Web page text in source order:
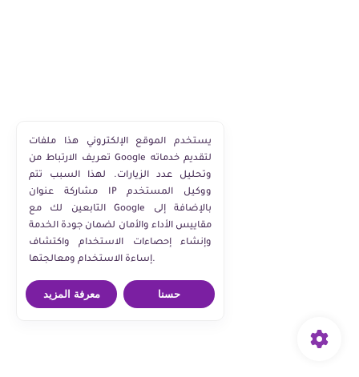
يستخدم الموقع الإلكتروني هذا ملفات
تعريف الارتباط من Google لتقديم خدماته
وتحليل عدد الزيارات. لهذا السبب تتم
مشاركة عنوان IP ووكيل المستخدم
التابعين لك مع Google بالإضافة إلى
مقاييس الأداء والأمان لضمان جودة الخدمة
وإنشاء إحصاءات الاستخدام واكتشاف
إساءة الاستخدام ومعالجتها.
معرفة المزيد حسنا